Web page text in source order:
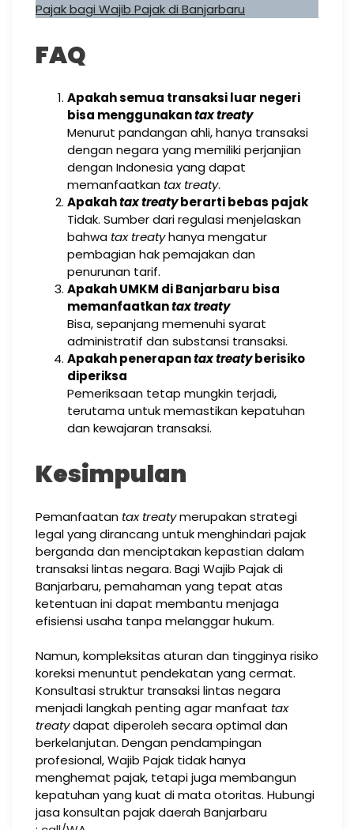
Pajak bagi Wajib Pajak di Banjarbaru
FAQ
Apakah semua transaksi luar negeri
bisa menggunakantax treaty
Menurut pandangan ahli, hanya transaksi
dengan negara yang memiliki perjanjian
dengan Indonesia yang dapat
memanfaatkan tax treaty.
Apakahtax treatyberarti bebas pajak
Tidak. Sumber dari regulasi menjelaskan
bahwa tax treatyhanya mengatur
pembagian hak pemajakan dan
penurunan tarif.
Apakah UMKM di Banjarbaru bisa
memanfaatkantax treaty
Bisa, sepanjang memenuhi syarat
administratif dan substansi transaksi.
Apakah penerapantax treatyberisiko
diperiksa
Pemeriksaan tetap mungkin terjadi,
terutama untuk memastikan kepatuhan
dan kewajaran transaksi.
Kesimpulan
Pemanfaatan tax treatymerupakan strategi
legal yang dirancang untuk menghindari pajak
berganda dan menciptakan kepastian dalam
transaksi lintas negara. Bagi Wajib Pajak di
Banjarbaru, pemahaman yang tepat atas
ketentuan ini dapat membantu menjaga
efisiensi usaha tanpa melanggar hukum.
Namun, kompleksitas aturan dan tingginya risiko
koreksi menuntut pendekatan yang cermat.
Konsultasi struktur transaksi lintas negara
menjadi langkah penting agar manfaat tax
treatydapat diperoleh secara optimal dan
berkelanjutan. Dengan pendampingan
profesional, Wajib Pajak tidak hanya
menghemat pajak, tetapi juga membangun
kepatuhan yang kuat di mata otoritas. Hubungi
jasa konsultan pajak daerah Banjarbaru